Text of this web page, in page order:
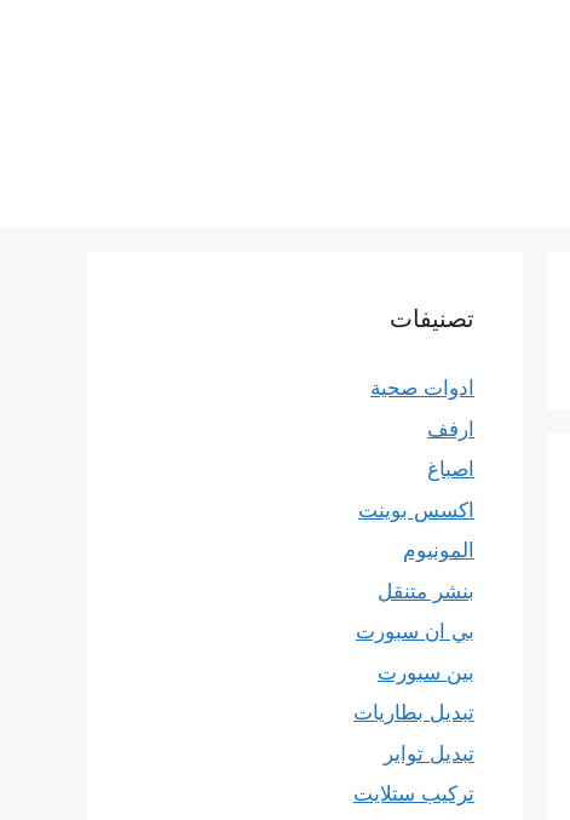
تصنيفات
ادوات صحية
ارفف
اصباغ
اكسس بوينت
المونيوم
بنشر متنقل
بي ان سبورت
بين سبورت
تبديل بطاريات
تبديل تواير
تركيب ستلايت